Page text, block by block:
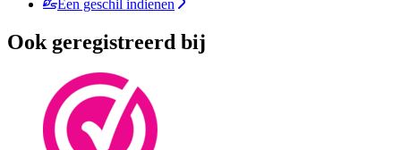
Een geschil indienen
Ook geregistreerd bij